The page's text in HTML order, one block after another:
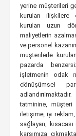
yerine müşterileri
kurulan ilişkilere
kurulan uzun
maliyetlerin
ve personel
müşterilerle
pazarda
işletmenin odak
dönüşümsel
tatminine, müşteri
iletişime, iyi reklam,
sağlayan,
karşımıza